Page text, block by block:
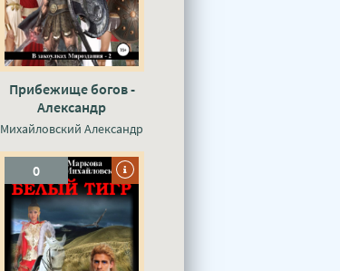
Прибежище богов -
Александр
Михайловский, Юлия
Михайловский Александр
0